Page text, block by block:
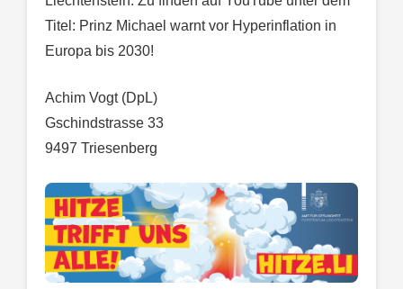
Titel: Prinz Michael warnt vor Hyperinflation in
Europa bis 2030!
Achim Vogt (DpL)
Gschindstrasse 33
9497 Triesenberg